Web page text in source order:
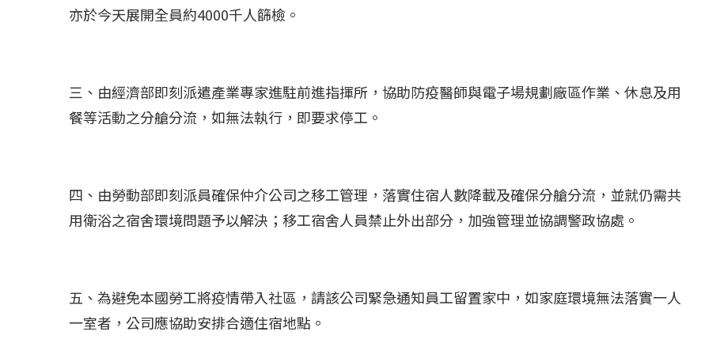
亦於今天展開全員約4000千人篩檢。
三、由經濟部即刻派遣產業專家進駐前進指揮所，協助防疫醫師與電子場規劃廠區作業、休息及用
餐等活動之分艙分流，如無法執行，即要求停工。
四、由勞動部即刻派員確保仲介公司之移工管理，落實住宿人數降載及確保分艙分流，並就仍需共
用衛浴之宿舍環境問題予以解決；移工宿舍人員禁止外出部分，加強管理並協調警政協處。
五、為避免本國勞工將疫情帶入社區，請該公司緊急通知員工留置家中，如家庭環境無法落實一人
一室者，公司應協助安排合適住宿地點。